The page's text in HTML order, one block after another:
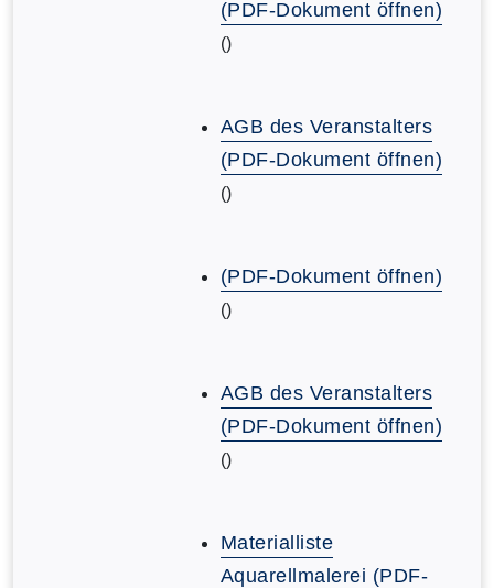
(PDF-Dokument öffnen)
()
AGB des Veranstalters
(PDF-Dokument öffnen)
()
(PDF-Dokument öffnen)
()
AGB des Veranstalters
(PDF-Dokument öffnen)
()
Materialliste
Aquarellmalerei (PDF-